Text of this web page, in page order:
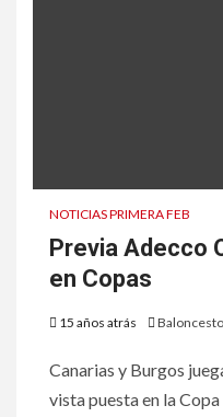
NOTICIAS PRIMERA FEB
Previa Adecco
en Copas
15 años atrás
Canarias y Burgos
vista puesta en la